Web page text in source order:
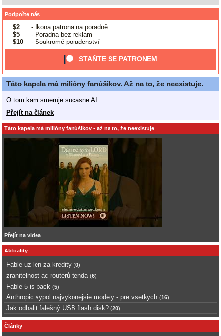
Podpořte nás
$2
- Ikona patrona na poradně
$5
- Poradna bez reklam
$10
- Soukromé poradenství
STAŇTE SE PATRONEM
Táto kapela má milióny fanúšikov. Až na to, že neexistuje.
O tom kam smeruje sucasne AI.
Přejít na článek
Táto kapela má milióny fanúšikov - až na to, že neexistuje
Přejít na videa
Aktuality
Fable uz len za kredity (0)
zranitelnost ac routerů tenda (6)
Fable 5 is back (5)
Anthropic vypol najvykonejsie modely - pre vsetkych (16)
Jak odhalit falešný USB flash disk? (20)
Články